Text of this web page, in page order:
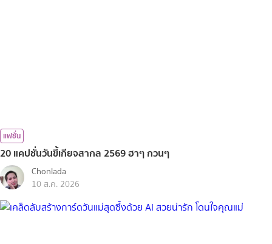
แฟชั่น
20 แคปชั่นวันขี้เกียจสากล 2569 ฮาๆ กวนๆ
Chonlada
10 ส.ค. 2026